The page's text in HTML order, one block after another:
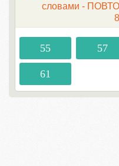
словами -
55 57
61